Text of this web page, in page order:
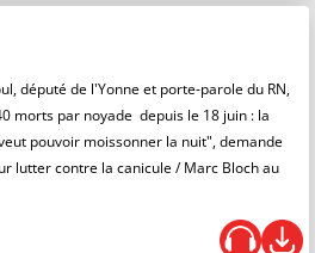
député de l'Yonne et porte-parole du RN,
morts par noyade depuis le 18 juin : la
pouvoir moissonner la nuit", demande
lutter contre la canicule / Marc Bloch au